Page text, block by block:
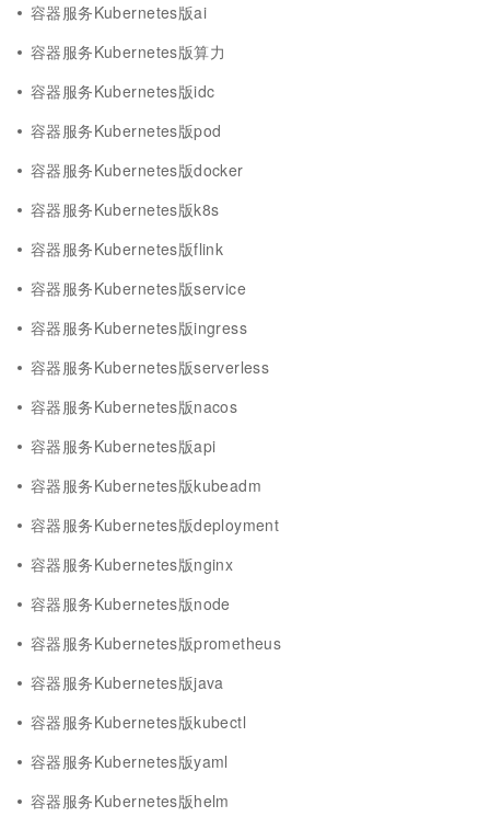
容器服务Kubernetes版ai
容器服务Kubernetes版算力
容器服务Kubernetes版idc
容器服务Kubernetes版pod
容器服务Kubernetes版docker
容器服务Kubernetes版k8s
容器服务Kubernetes版flink
容器服务Kubernetes版service
容器服务Kubernetes版ingress
容器服务Kubernetes版serverless
容器服务Kubernetes版nacos
容器服务Kubernetes版api
容器服务Kubernetes版kubeadm
容器服务Kubernetes版deployment
容器服务Kubernetes版nginx
容器服务Kubernetes版node
容器服务Kubernetes版prometheus
容器服务Kubernetes版java
容器服务Kubernetes版kubectl
容器服务Kubernetes版yaml
容器服务Kubernetes版helm